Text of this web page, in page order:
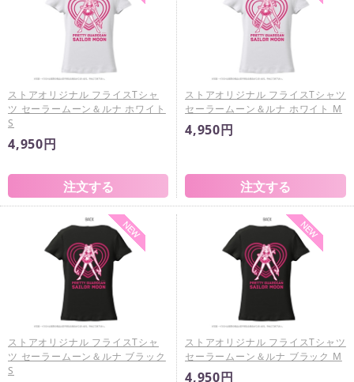
ストアオリジナル フライスTシャ
ツ セーラームーン＆ルナ ホワイト
S
4,950円
ストアオリジナル フライスTシャツ
セーラームーン＆ルナ ホワイト M
4,950円
ストアオリジナル フライスTシャ
ツ セーラームーン＆ルナ ブラック
S
ストアオリジナル フライスTシャツ
セーラームーン＆ルナ ブラック M
4,950円